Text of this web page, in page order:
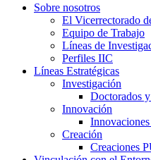
Sobre nosotros
El Vicerrectorado
Equipo de Trabajo
Líneas de
Perfiles IIC
Líneas Estratégicas
Investigación
Doctorados
Innovación
Creación
Creaciones